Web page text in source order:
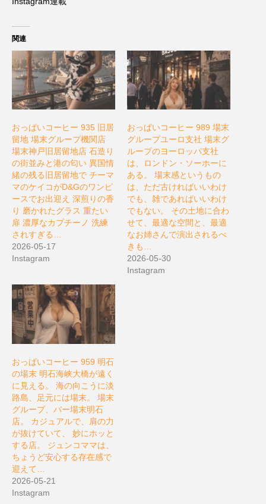
関連
おっぱいコーヒー 935 旧居
留地 場末グループ機関店
場末神戸旧居留地店 石造り
の街並みと港の匂い 異国情
緒の残る旧居留地で チーマ
マのケイコがD&Gのワンピ
ースでお出迎え 深煎りの香
り 磨かれたグラス 重たい
扉 濃厚なカプチーノ 洗練
されすぎる…
2026-05-17
Instagram
おっぱいコーヒー 989 場末
グループユーロ支社 場末グ
ループのヨーロッパ支社
は、ロンドン・ソーホーに
ある。 場末感というもの
は、ただ古ければいいわけ
でも、雑であればいいわけ
でもない。 その土地に合わ
せて、最適な空間と、最適
なお姉さんで演出されるべ
きも…
2026-05-30
Instagram
おっぱいコーヒー 959 明石
の場末 明石海峡大橋が遠く
に見える。 海の向こうに淡
路島、足元には場末。 場末
グループ、バー場末明石
店。 カジュアルで、肩の力
が抜けていて、 妙にホッと
する店。 ジュンコママは、
ちょうど安心する存在感で
迎えて…
2026-05-21
Instagram